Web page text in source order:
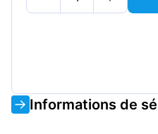
Informations de